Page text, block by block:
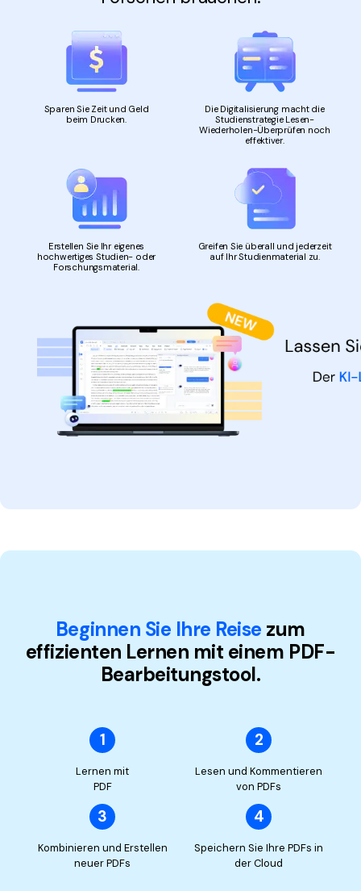
Sparen Sie Zeit und Geld
beim Drucken.
Die Digitalisierung macht die
Studienstrategie Lesen-
Wiederholen-Überprüfen noch
effektiver.
Erstellen Sie Ihr eigenes
hochwertiges Studien- oder
Forschungsmaterial.
Greifen Sie überall und jederzeit
auf Ihr Studienmaterial zu.
Beginnen Sie Ihre Reise zum
effizienten Lernen mit einem PDF-
Bearbeitungstool.
1
Lernen mit
PDF
2
Lesen und Kommentieren
von PDFs
3
Kombinieren und Erstellen
neuer PDFs
4
Speichern Sie Ihre PDFs in
der Cloud